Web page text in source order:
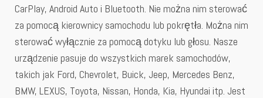
CarPlay, Android Auto i Bluetooth. Nie można nim sterować
za pomocą kierownicy samochodu lub pokrętła. Można nim
sterować wyłącznie za pomocą dotyku lub głosu. Nasze
urządzenie pasuje do wszystkich marek samochodów,
takich jak Ford, Chevrolet, Buick, Jeep, Mercedes Benz,
BMW, LEXUS, Toyota, Nissan, Honda, Kia, Hyundai itp. Jest